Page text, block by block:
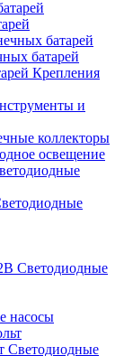
батарей
Крепления
и
коллекторы
освещение
Светодиодные
насосы
Светодиодные